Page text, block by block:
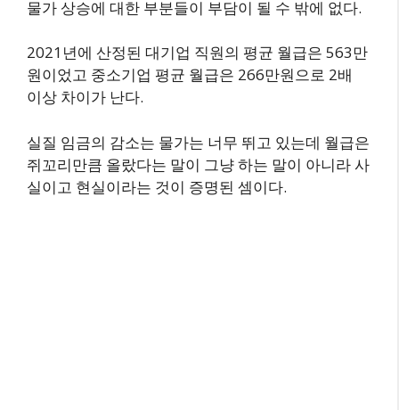
물가 상승에 대한 부분들이 부담이 될 수 밖에 없다.
2021년에 산정된 대기업 직원의 평균 월급은 563만
원이었고 중소기업 평균 월급은 266만원으로 2배
이상 차이가 난다.
실질 임금의 감소는 물가는 너무 뛰고 있는데 월급은
쥐꼬리만큼 올랐다는 말이 그냥 하는 말이 아니라 사
실이고 현실이라는 것이 증명된 셈이다.